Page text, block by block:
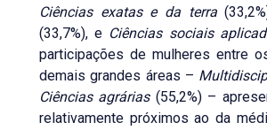
Ciências exatas e da terra
(33,7%), e Ciências sociais
participações de mulheres entre
demais grandes áreas –
Ciências agrárias (55,2%) –
relativamente próximos ao da